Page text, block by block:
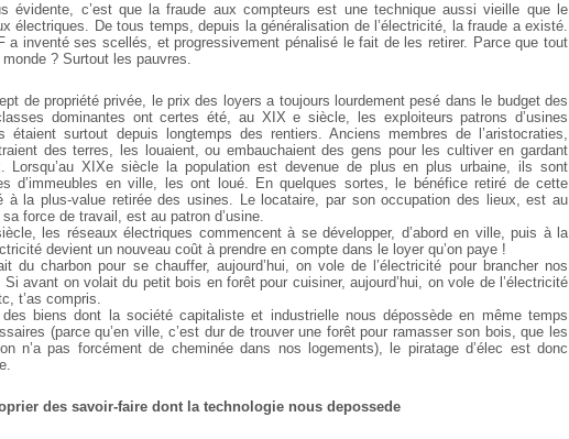
évidente, c’est que la fraude aux compteurs est une technique aussi vieille que le
électriques. De tous temps, depuis la généralisation de l’électricité, la fraude a existé.
a inventé ses scellés, et progressivement pénalisé le fait de les retirer. Parce que tout
monde ? Surtout les pauvres.
de propriété privée, le prix des loyers a toujours lourdement pesé dans le budget des
dominantes ont certes été, au XIX e siècle, les exploiteurs patrons d’usines
surtout depuis longtemps des rentiers. Anciens membres de l’aristocraties,
des terres, les louaient, ou embauchaient des gens pour les cultiver en gardant
Lorsqu’au XIXe siècle la population est devenue de plus en plus urbaine, ils sont
d’immeubles en ville, les ont loué. En quelques sortes, le bénéfice retiré de cette
à la plus-value retirée des usines. Le locataire, par son occupation des lieux, est au
force de travail, est au patron d’usine.
les réseaux électriques commencent à se développer, d’abord en ville, puis à la
devient un nouveau coût à prendre en compte dans le loyer qu’on paye !
du charbon pour se chauffer, aujourd’hui, on vole de l’électricité pour brancher nos
avant on volait du petit bois en forêt pour cuisiner, aujourd’hui, on vole de l’électricité
t’as compris.
des biens dont la société capitaliste et industrielle nous dépossède en même temps
(parce qu’en ville, c’est dur de trouver une forêt pour ramasser son bois, que les
n’a pas forcément de cheminée dans nos logements), le piratage d’élec est donc
des savoir-faire dont la technologie nous depossede